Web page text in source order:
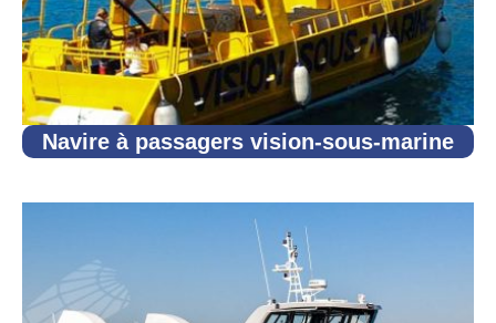
Navire à passagers vision-sous-marine